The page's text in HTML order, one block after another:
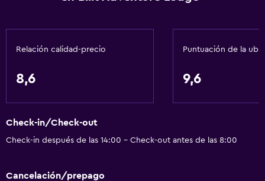
Relación calidad-precio
8,6
Puntuación de la
9,6
Check-in/Check-out
Check-in después de las 14:00 - Check-out antes de las 8:00
Cancelación/prepago